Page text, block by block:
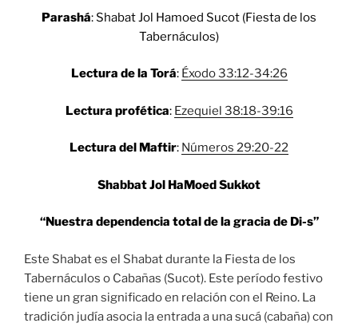
Parashá: Shabat Jol Hamoed Sucot (Fiesta de los
Tabernáculos)
Lectura de la Torá: Éxodo 33:12-34:26
Lectura profética: Ezequiel 38:18-39:16
Lectura del Maftir: Números 29:20-22
Shabbat Jol HaMoed Sukkot
“Nuestra dependencia total de la gracia de Di-s”
Este Shabat es el Shabat durante la Fiesta de los
Tabernáculos o Cabañas (Sucot). Este período festivo
tiene un gran significado en relación con el Reino. La
tradición judía asocia la entrada a una sucá (cabaña) con